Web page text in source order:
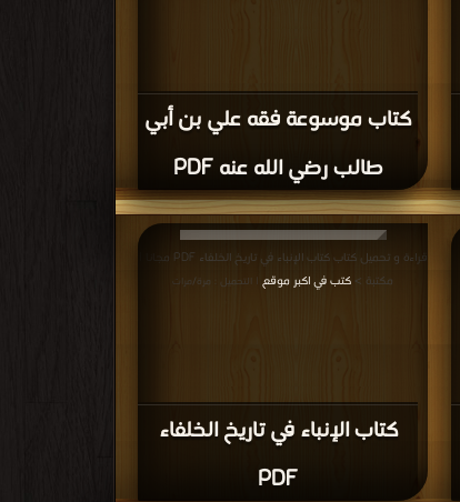
كتاب موسوعة فقه علي بن أبي
طالب رضي الله عنه PDF
كتاب الإنباء في تاريخ الخلفاء
PDF
قراءة و تحميل كتاب كتاب الإنباء في تاريخ الخلفاء PDF مجانا |
مكتبة > كتب في اكبر موقع | التحميل : مرة/مرات